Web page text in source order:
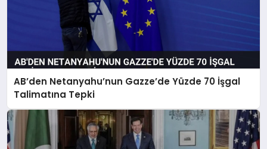
AB’den Netanyahu’nun Gazze’de Yüzde 70 İşgal
Talimatına Tepki